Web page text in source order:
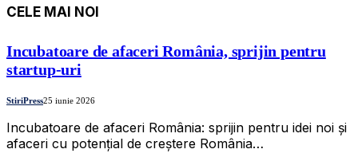
CELE MAI NOI
Incubatoare de afaceri România, sprijin pentru
startup-uri
StiriPress25 iunie 2026
Incubatoare de afaceri România: sprijin pentru idei noi și
afaceri cu potențial de creștere România…